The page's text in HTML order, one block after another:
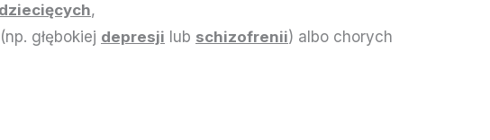
,
głębokiej depresji lub schizofrenii) albo chorych